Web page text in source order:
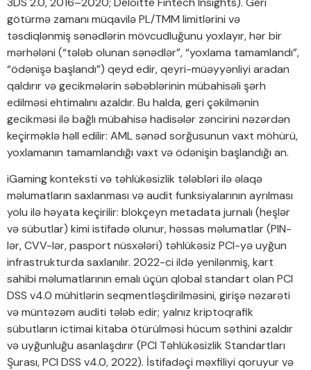
götürmə zamanı müqavilə PL/TMM limitlərini və
təsdiqlənmiş sənədlərin mövcudluğunu yoxlayır, hər bir
mərhələni (“tələb olunan sənədlər”, “yoxlama tamamlandı”,
“ödənişə başlandı”) qeyd edir, qeyri-müəyyənliyi aradan
qaldırır və gecikmələrin səbəblərinin mübahisəli şərh
edilməsi ehtimalını azaldır. Bu halda, geri çəkilmənin
gecikməsi ilə bağlı mübahisə hadisələr zəncirini nəzərdən
keçirməklə həll edilir: AML sənəd sorğusunun vaxt möhürü,
yoxlamanın tamamlandığı vaxt və ödənişin başlandığı an.
iGaming konteksti və təhlükəsizlik tələbləri ilə əlaqə
məlumatların saxlanması və audit funksiyalarının ayrılması
yolu ilə həyata keçirilir: blokçeyn metadata jurnalı (heşlər
və sübutlar) kimi istifadə olunur, həssas məlumatlar (PIN-
lər, CVV-lər, pasport nüsxələri) təhlükəsiz PCI-yə uyğun
infrastrukturda saxlanılır. 2022-ci ildə yenilənmiş, kart
sahibi məlumatlarının emalı üçün qlobal standart olan PCI
DSS v4.0 mühitlərin seqmentləşdirilməsini, girişə nəzarəti
və müntəzəm auditi tələb edir; yalnız kriptoqrafik
sübutların ictimai kitaba ötürülməsi hücum səthini azaldır
və uyğunluğu asanlaşdırır (PCI Təhlükəsizlik Standartları
Şurası, PCI DSS v4.0, 2022). İstifadəçi məxfiliyi qoruyur və